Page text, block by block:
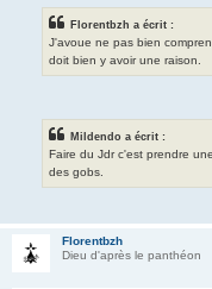
Florentbzh a écrit :
J'avoue ne pas bien
doit bien y avoir une raison.
Mildendo a écrit :
Faire du Jdr c'est prendre
des gobs.
Florentbzh
Dieu d'après le panthéon